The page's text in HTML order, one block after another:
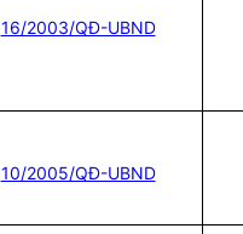
16/2003/QĐ-UBND
10/2005/QĐ-UBND